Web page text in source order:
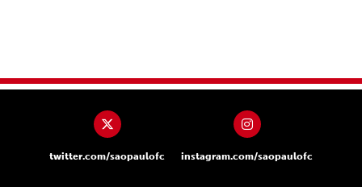
twitter.com/saopaulofc instagram.com/saopaulofc